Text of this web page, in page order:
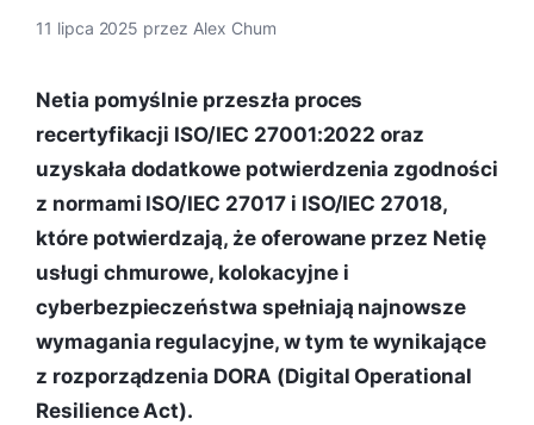
11 lipca 2025 przez Alex Chum
Netia pomyślnie przeszła proces
recertyfikacji ISO/IEC 27001:2022 oraz
uzyskała dodatkowe potwierdzenia zgodności
z normami ISO/IEC 27017 i ISO/IEC 27018,
które potwierdzają, że oferowane przez Netię
usługi chmurowe, kolokacyjne i
cyberbezpieczeństwa spełniają najnowsze
wymagania regulacyjne, w tym te wynikające
z rozporządzenia DORA (Digital Operational
Resilience Act).